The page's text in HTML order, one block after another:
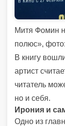
Митя Фомин
полюс»,
В книгу
артист
читатель
но и себя.
Ирония и
Одно из